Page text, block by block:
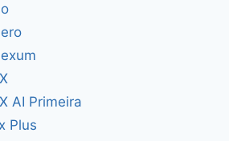
AI Primeira
Plus